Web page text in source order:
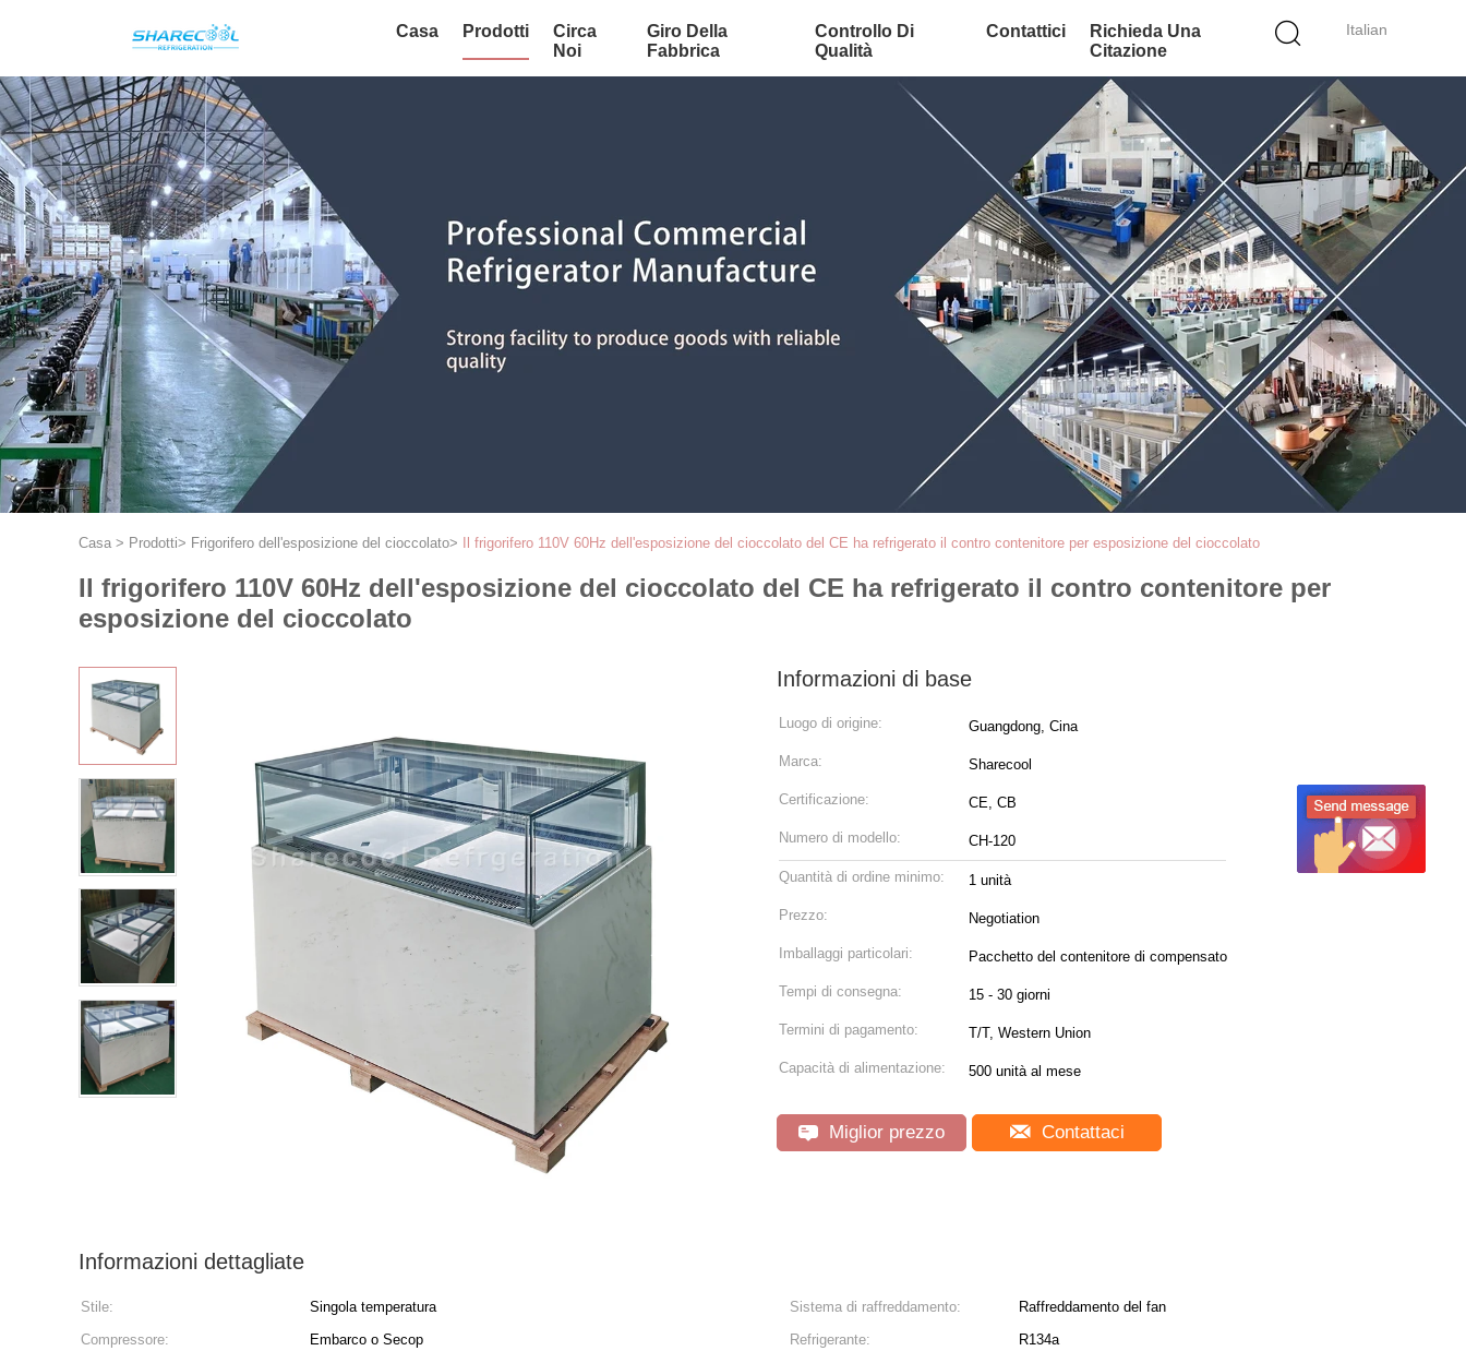
Italian
Casa Prodotti
Circa
Noi
Giro Della
Fabbrica
Controllo Di
Qualità
Contattici
Richieda Una
Citazione
Casa > Prodotti> Frigorifero dell'esposizione del cioccolato> Il frigorifero 110V 60Hz dell'esposizione del cioccolato del CE ha refrigerato il contro contenitore per esposizione del cioccolato
Il frigorifero 110V 60Hz dell'esposizione del cioccolato del CE ha refrigerato il contro contenitore per
esposizione del cioccolato
Informazioni di base
Luogo di origine: Guangdong, Cina
Marca: Sharecool
Certificazione: CE, CB
Numero di modello: CH-120
Quantità di ordine minimo: 1 unità
Prezzo: Negotiation
Imballaggi particolari: Pacchetto del contenitore di compensato
Tempi di consegna: 15 - 30 giorni
Termini di pagamento: T/T, Western Union
Capacità di alimentazione: 500 unità al mese
Miglior prezzo Contattaci
Informazioni dettagliate
Stile: Singola temperatura Sistema di raffreddamento:
Raffreddamento del fan
Compressore:
Embarco o Secop Refrigerante:
R134a